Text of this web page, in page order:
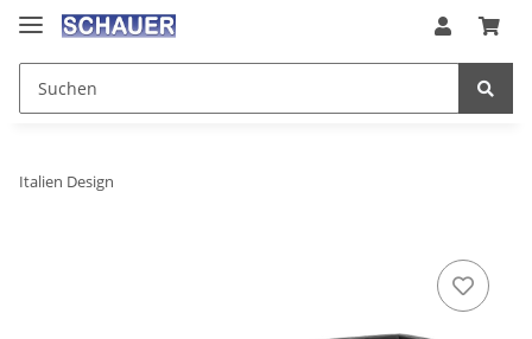
Italien Design